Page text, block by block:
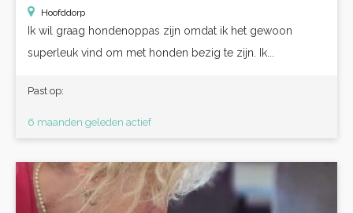
Hoofddorp
Ik wil graag hondenoppas zijn omdat ik het gewoon
superleuk vind om met honden bezig te zijn. Ik...
Past op:
6 maanden geleden actief